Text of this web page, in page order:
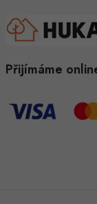
Přijímáme